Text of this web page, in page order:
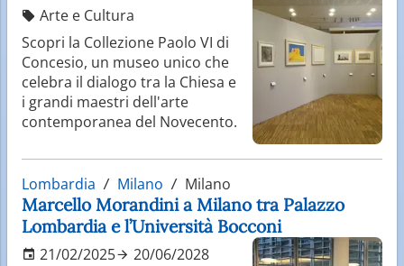
Arte e Cultura
Scopri la Collezione Paolo VI di
Concesio, un museo unico che
celebra il dialogo tra la Chiesa e
i grandi maestri dell'arte
contemporanea del Novecento.
Lombardia Milano Milano
Marcello Morandini a Milano tra Palazzo
Lombardia e l’Università Bocconi
21/02/2025
20/06/2028